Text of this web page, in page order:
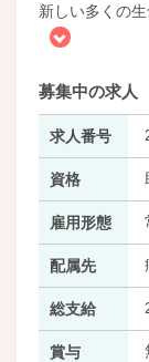
新しい多くの
募集中の求人
求人番号
資格
雇用形態
配属先
総支給
賞与